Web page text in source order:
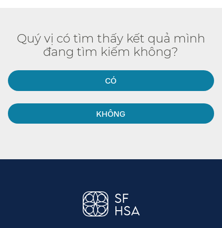
Quý vị có tìm thấy kết quả mình
đang tìm kiếm không?​​
CÓ​​
KHÔNG​​